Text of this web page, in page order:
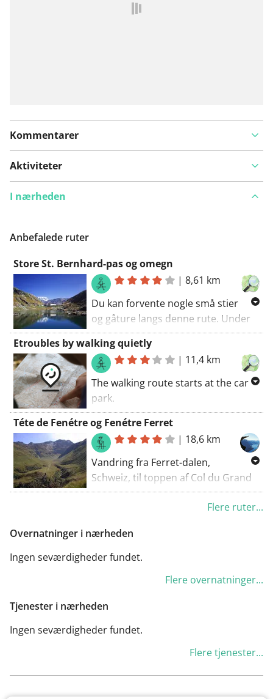
Kommentarer
Aktiviteter
I nærheden
Anbefalede ruter
Store St. Bernhard-pas og omegn
|8,61 km
Du kan forvente nogle små stier
og gåture langs denne rute. Under
din gåtur vil du opdage Pointe de
Drône og dens omgivelser. Du vil se
en række fauna og flora langs denne
rute. Jeg håber, du har taget dine
kikkert med? Nyd det.. Gåturens
rute begynder ved
parkeringspladsen.
Etroubles by walking quietly
| 11,4 km
The walking route starts at the car
park.
Explore by hikingEtroubles. You'll
also discover a part of a long-
distance cycling trail during this
route. There are some tough climbs
along this route (but trained hikers
will probably be laughing at this).
Téte de Fenétre og Fenétre Ferret
| 18,6 km
Vandring fra Ferret-dalen,
Schweiz, til toppen af Col du Grand
St Bernard.
Flere ruter...
Overnatninger i nærheden
Ingen seværdigheder fundet.
Flere overnatninger...
Tjenester i nærheden
Ingen seværdigheder fundet.
Flere tjenester...